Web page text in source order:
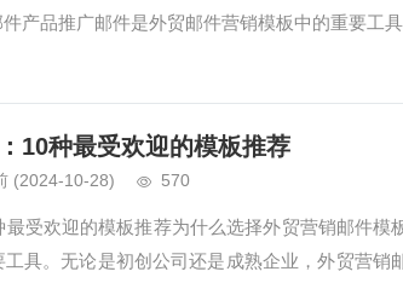
产品推广邮件是外贸邮件营销模板中的重要工
10种最受欢迎的模板推荐
(2024-10-28) 570
受欢迎的模板推荐为什么选择外贸营销邮件模
具。无论是初创公司还是成熟企业，外贸营销